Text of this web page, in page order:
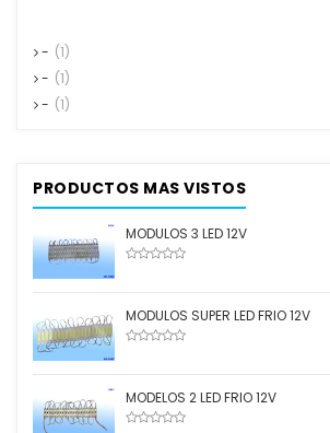
- (1)
- (1)
- (1)
PRODUCTOS MAS VISTOS
MODULOS 3 LED 12V
MODULOS SUPER LED FRIO 12V
MODELOS 2 LED FRIO 12V